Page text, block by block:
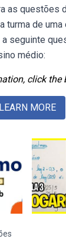
as questões
turma de
seguinte
médio:
click the
LEARN MORE